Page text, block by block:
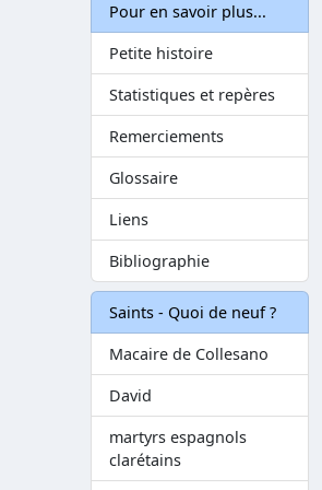
Pour en savoir plus...
Petite histoire
Statistiques et repères
Remerciements
Glossaire
Liens
Bibliographie
Saints - Quoi de neuf ?
Macaire de Collesano
David
martyrs espagnols
clarétains